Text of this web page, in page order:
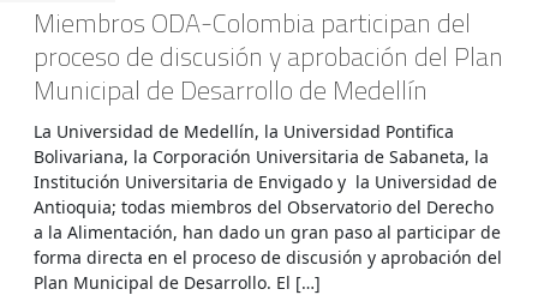
Miembros ODA-Colombia participan del
proceso de discusión y aprobación del Plan
Municipal de Desarrollo de Medellín
La Universidad de Medellín, la Universidad Pontifica
Bolivariana, la Corporación Universitaria de Sabaneta, la
Institución Universitaria de Envigado y la Universidad de
Antioquia; todas miembros del Observatorio del Derecho
a la Alimentación, han dado un gran paso al participar de
forma directa en el proceso de discusión y aprobación del
Plan Municipal de Desarrollo. El […]